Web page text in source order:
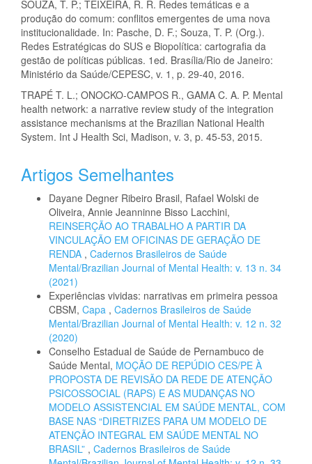
SOUZA, T. P.; TEIXEIRA, R. R. Redes temáticas e a
produção do comum: conflitos emergentes de uma nova
institucionalidade. In: Pasche, D. F.; Souza, T. P. (Org.).
Redes Estratégicas do SUS e Biopolítica: cartografia da
gestão de políticas públicas. 1ed. Brasília/Rio de Janeiro:
Ministério da Saúde/CEPESC, v. 1, p. 29-40, 2016.
TRAPÉ T. L.; ONOCKO-CAMPOS R., GAMA C. A. P. Mental
health network: a narrative review study of the integration
assistance mechanisms at the Brazilian National Health
System. Int J Health Sci, Madison, v. 3, p. 45-53, 2015.
Artigos Semelhantes
Dayane Degner Ribeiro Brasil, Rafael Wolski de
Oliveira, Annie Jeanninne Bisso Lacchini,
REINSERÇÃO AO TRABALHO A PARTIR DA
VINCULAÇÃO EM OFICINAS DE GERAÇÃO DE
RENDA , Cadernos Brasileiros de Saúde
Mental/Brazilian Journal of Mental Health: v. 13 n. 34
(2021)
Experiências vividas: narrativas em primeira pessoa
CBSM, Capa , Cadernos Brasileiros de Saúde
Mental/Brazilian Journal of Mental Health: v. 12 n. 32
(2020)
Conselho Estadual de Saúde de Pernambuco de
Saúde Mental, MOÇÃO DE REPÚDIO CES/PE À
PROPOSTA DE REVISÃO DA REDE DE ATENÇÃO
PSICOSSOCIAL (RAPS) E AS MUDANÇAS NO
MODELO ASSISTENCIAL EM SAÚDE MENTAL, COM
BASE NAS “DIRETRIZES PARA UM MODELO DE
ATENÇÃO INTEGRAL EM SAÚDE MENTAL NO
BRASIL” , Cadernos Brasileiros de Saúde